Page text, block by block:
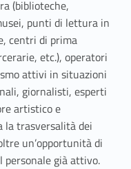
(biblioteche,
punti di lettura in
centri di prima
etc.), operatori
attivi in situazioni
giornalisti, esperti
artistico e
la trasversalità dei
un’opportunità di
personale già attivo.